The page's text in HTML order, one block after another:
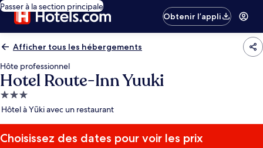
Passer à la section principale
Obtenir l’appli
Afficher tous les hébergements
Hôte professionnel
Hotel Route-Inn Yuuki
Hébergement
3.0 étoiles
Hôtel à Yūki avec un restaurant
Choisissez des dates pour voir les prix